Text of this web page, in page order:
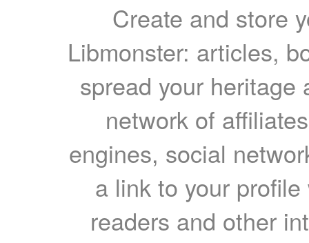
Create and store
Libmonster: articles,
spread your heritage
network of
engines, social
a link to your
readers and other